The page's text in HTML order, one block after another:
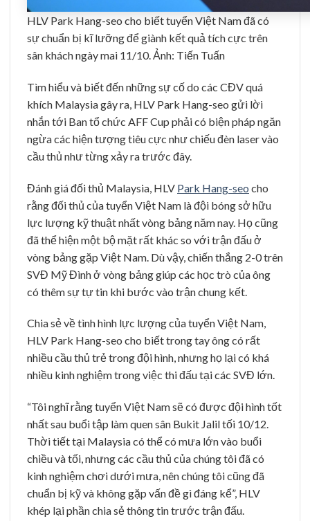
HLV Park Hang-seo cho biết tuyển Việt Nam đã có
sự chuẩn bị kĩ lưỡng để giành kết quả tích cực trên
sân khách ngày mai 11/10. Ảnh: Tiến Tuấn
Tìm hiểu và biết đến những sự cố do các CĐV quá
khích Malaysia gây ra, HLV Park Hang-seo gửi lời
nhắn tới Ban tổ chức AFF Cup phải có biện pháp ngăn
ngừa các hiện tượng tiêu cực như chiếu đèn laser vào
cầu thủ như từng xảy ra trước đây.
Đánh giá đối thủ Malaysia, HLV Park Hang-seo cho
rằng đối thủ của tuyển Việt Nam là đội bóng sở hữu
lực lượng kỹ thuật nhất vòng bảng năm nay. Họ cũng
đã thể hiện một bộ mặt rất khác so với trận đấu ở
vòng bảng gặp Việt Nam. Dù vậy, chiến thắng 2-0 trên
SVĐ Mỹ Đình ở vòng bảng giúp các học trò của ông
có thêm sự tự tin khi bước vào trận chung kết.
Chia sẻ về tình hình lực lượng của tuyển Việt Nam,
HLV Park Hang-seo cho biết trong tay ông có rất
nhiều cầu thủ trẻ trong đội hình, nhưng họ lại có khá
nhiều kinh nghiệm trong việc thi đấu tại các SVĐ lớn.
“Tôi nghĩ rằng tuyển Việt Nam sẽ có được đội hình tốt
nhất sau buổi tập làm quen sân Bukit Jalil tối 10/12.
Thời tiết tại Malaysia có thể có mưa lớn vào buổi
chiều và tối, nhưng các cầu thủ của chúng tôi đã có
kinh nghiệm chơi dưới mưa, nên chúng tôi cũng đã
chuẩn bị kỹ và không gặp vấn đề gì đáng kể”, HLV
khép lại phần chia sẻ thông tin trước trận đấu.